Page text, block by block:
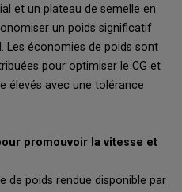
et un plateau de semelle en
un poids significatif
Les économies de poids sont
pour optimiser le CG et
élevés avec une tolérance
promouvoir la vitesse et
de poids rendue disponible par